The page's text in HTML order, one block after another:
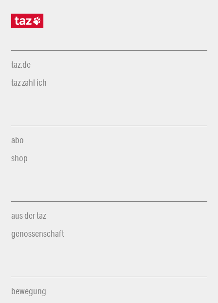
taz.de
taz zahl ich
abo
shop
aus der taz
genossenschaft
bewegung